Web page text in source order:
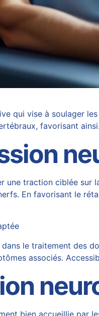
qui vise à soulager
favorisant
une traction ciblée sur
En favorisant le
le traitement des
associés.
bien accueillie par